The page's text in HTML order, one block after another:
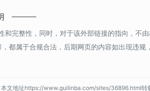
完整性，同时，对于该外部链接的指向，不
都属于合规合法，后期网页的内容如出现违规
本文地址https://www.guilinba.com/sites/36896.html转